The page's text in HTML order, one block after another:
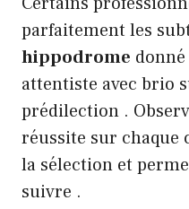
parfaitement les
hippodrome
attentiste avec brio
prédilection .
réussite sur chaque
la sélection et
suivre .